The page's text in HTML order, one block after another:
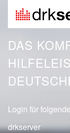
DAS
Login für
drkserver